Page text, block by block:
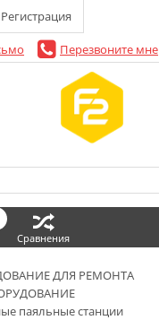
ДЛЯ РЕМОНТА
паяльные станции
Перезвоните мне
Регистрация
Сравнения